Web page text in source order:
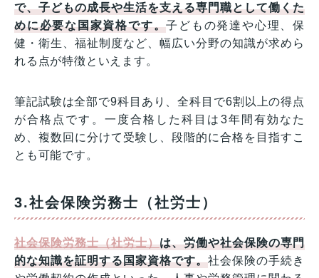
で、子どもの成長や生活を支える専門職として働くた
めに必要な国家資格です。子どもの発達や心理、保
健・衛生、福祉制度など、幅広い分野の知識が求めら
れる点が特徴といえます。
筆記試験は全部で9科目あり、全科目で6割以上の得点
が合格点です。一度合格した科目は3年間有効なた
め、複数回に分けて受験し、段階的に合格を目指すこ
とも可能です。
3.社会保険労務士（社労士）
社会保険労務士（社労士）は、労働や社会保険の専門
的な知識を証明する国家資格です。社会保険の手続き